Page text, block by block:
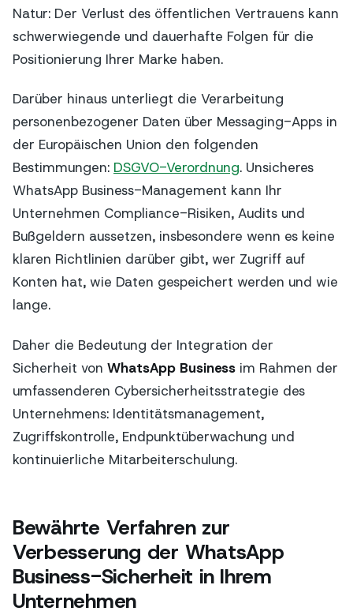
Natur: Der Verlust des öffentlichen Vertrauens kann
schwerwiegende und dauerhafte Folgen für die
Positionierung Ihrer Marke haben.
Darüber hinaus unterliegt die Verarbeitung
personenbezogener Daten über Messaging-Apps in
der Europäischen Union den folgenden
Bestimmungen: DSGVO-Verordnung. Unsicheres
WhatsApp Business-Management kann Ihr
Unternehmen Compliance-Risiken, Audits und
Bußgeldern aussetzen, insbesondere wenn es keine
klaren Richtlinien darüber gibt, wer Zugriff auf
Konten hat, wie Daten gespeichert werden und wie
lange.
Daher die Bedeutung der Integration der
Sicherheit von WhatsApp Business im Rahmen der
umfassenderen Cybersicherheitsstrategie des
Unternehmens: Identitätsmanagement,
Zugriffskontrolle, Endpunktüberwachung und
kontinuierliche Mitarbeiterschulung.
Bewährte Verfahren zur
Verbesserung der WhatsApp
Business-Sicherheit in Ihrem
Unternehmen